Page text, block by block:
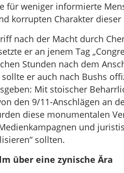
für weniger informierte
korrupten Charakter
nach der Macht durch
er an jenem Tag
Stunden nach dem
er auch nach Bushs
Mit stoischer
den 9/11-Anschlägen an
diese monumentalen
und
sollten.
über eine zynische Ära